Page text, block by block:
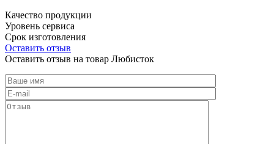
Качество продукции
Уровень сервиса
Срок изготовления
Оставить отзыв
Оставить отзыв на товар Любисток